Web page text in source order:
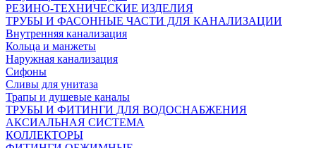
РЕЗИНО-ТЕХНИЧЕСКИЕ ИЗДЕЛИЯ
ТРУБЫ И ФАСОННЫЕ ЧАСТИ ДЛЯ КАНАЛИЗАЦИИ
Внутренняя канализация
Кольца и манжеты
Наружная канализация
Сифоны
Сливы для унитаза
Трапы и душевые каналы
ТРУБЫ И ФИТИНГИ ДЛЯ ВОДОСНАБЖЕНИЯ
АКСИАЛЬНАЯ СИСТЕМА
КОЛЛЕКТОРЫ